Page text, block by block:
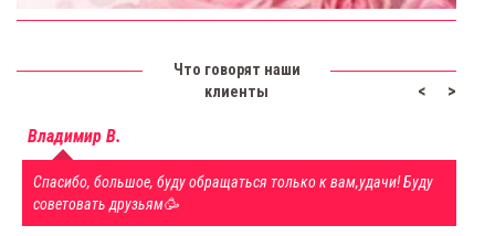
Что говорят наши
клиенты
>
<
Владимир В.
Спасибо, большое, буду обращаться только к вам,удачи! Буду
советовать друзьям🥳